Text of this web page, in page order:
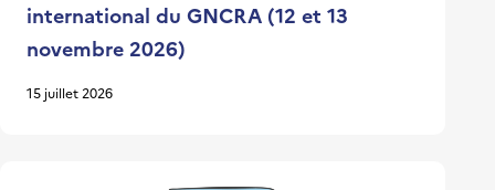
international du GNCRA (12 et 13
novembre 2026)
15 juillet 2026